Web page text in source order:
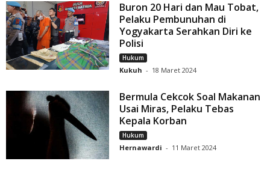
Buron 20 Hari dan Mau Tobat,
Pelaku Pembunuhan di
Yogyakarta Serahkan Diri ke
Polisi
Hukum
Kukuh - 18 Maret 2024
Bermula Cekcok Soal Makanan
Usai Miras, Pelaku Tebas
Kepala Korban
Hukum
Hernawardi - 11 Maret 2024